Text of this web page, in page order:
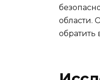
области.